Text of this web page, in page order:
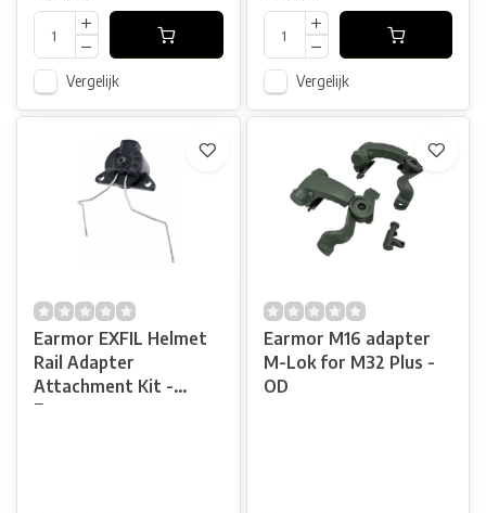
Vergelijk Vergelijk
Earmor EXFIL Helmet
Rail Adapter
Attachment Kit -
Earmor
Earmor M16 adapter
M-Lok for M32 Plus -
OD